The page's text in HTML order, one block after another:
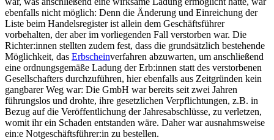
ebenfalls nicht möglich: Denn die Änderung und Einreichung der
Liste beim Handelsregister ist allein dem Geschäftsführer
vorbehalten, der aber im vorliegenden Fall verstorben war. Die
Richter:innen stellten zudem fest, dass die grundsätzlich bestehende
Möglichkeit, das Erbscheinverfahren abzuwarten, um anschließend
eine ordnungsgemäße Ladung der Erb:innen statt des verstorbenen
Gesellschafters durchzuführen, hier ebenfalls aus Zeitgründen kein
gangbarer Weg war: Die GmbH war bereits seit zwei Jahren
führungslos und drohte, ihre gesetzlichen Verpflichtungen, z.B. in
Bezug auf die Veröffentlichung der Jahresabschlüsse, zu verletzen,
womit ihr ein Schaden entstanden wäre. Daher war ausnahmsweise
ein:e Notgeschäftsführer:in zu bestellen.